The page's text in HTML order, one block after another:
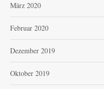
März 2020
Februar 2020
Dezember 2019
Oktober 2019